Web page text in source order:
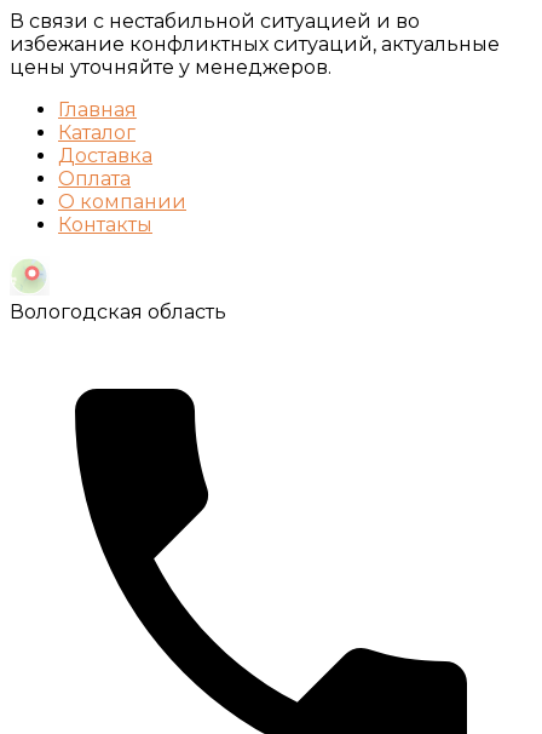
В связи с нестабильной ситуацией и во
избежание конфликтных ситуаций, актуальные
цены уточняйте у менеджеров.
Главная
Каталог
Доставка
Оплата
О компании
Контакты
Вологодская область